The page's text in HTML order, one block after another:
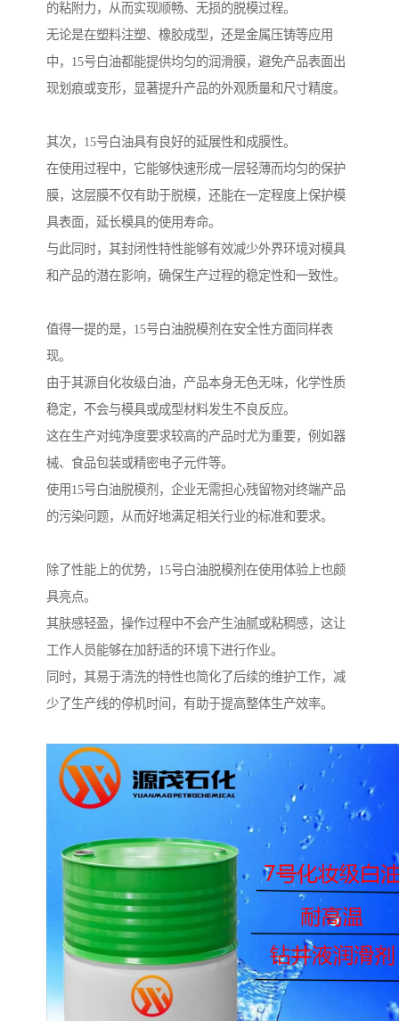
的粘附力，从而实现顺畅、无损的脱模过程。
无论是在塑料注塑、橡胶成型，还是金属压铸等应用
中，15号白油都能提供均匀的润滑膜，避免产品表面出
现划痕或变形，显著提升产品的外观质量和尺寸精度。
其次，15号白油具有良好的延展性和成膜性。
在使用过程中，它能够快速形成一层轻薄而均匀的保护
膜，这层膜不仅有助于脱模，还能在一定程度上保护模
具表面，延长模具的使用寿命。
与此同时，其封闭性特性能够有效减少外界环境对模具
和产品的潜在影响，确保生产过程的稳定性和一致性。
值得一提的是，15号白油脱模剂在安全性方面同样表
现。
由于其源自化妆级白油，产品本身无色无味，化学性质
稳定，不会与模具或成型材料发生不良反应。
这在生产对纯净度要求较高的产品时尤为重要，例如器
械、食品包装或精密电子元件等。
使用15号白油脱模剂，企业无需担心残留物对终端产品
的污染问题，从而好地满足相关行业的标准和要求。
除了性能上的优势，15号白油脱模剂在使用体验上也颇
具亮点。
其肤感轻盈，操作过程中不会产生油腻或粘稠感，这让
工作人员能够在加舒适的环境下进行作业。
同时，其易于清洗的特性也简化了后续的维护工作，减
少了生产线的停机时间，有助于提高整体生产效率。